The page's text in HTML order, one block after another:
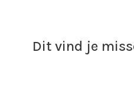
Dit vind je